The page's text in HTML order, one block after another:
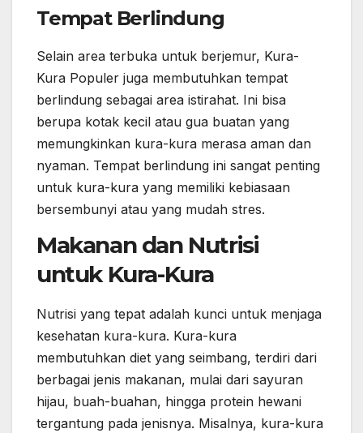
Tempat Berlindung
Selain area terbuka untuk berjemur, Kura-
Kura Populer juga membutuhkan tempat
berlindung sebagai area istirahat. Ini bisa
berupa kotak kecil atau gua buatan yang
memungkinkan kura-kura merasa aman dan
nyaman. Tempat berlindung ini sangat penting
untuk kura-kura yang memiliki kebiasaan
bersembunyi atau yang mudah stres.
Makanan dan Nutrisi
untuk Kura-Kura
Nutrisi yang tepat adalah kunci untuk menjaga
kesehatan kura-kura. Kura-kura
membutuhkan diet yang seimbang, terdiri dari
berbagai jenis makanan, mulai dari sayuran
hijau, buah-buahan, hingga protein hewani
tergantung pada jenisnya. Misalnya, kura-kura